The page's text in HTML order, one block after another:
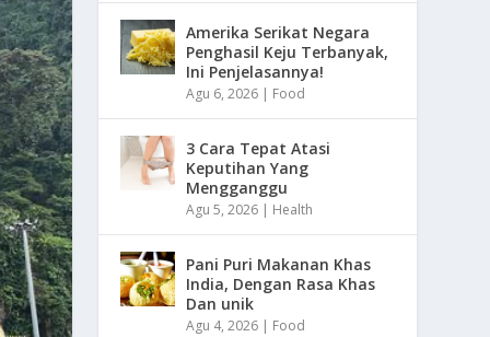
Amerika Serikat Negara
Penghasil Keju Terbanyak,
Ini Penjelasannya!
Agu 6, 2026 | Food
3 Cara Tepat Atasi
Keputihan Yang
Mengganggu
Agu 5, 2026 | Health
Pani Puri Makanan Khas
India, Dengan Rasa Khas
Dan unik
Agu 4, 2026 | Food